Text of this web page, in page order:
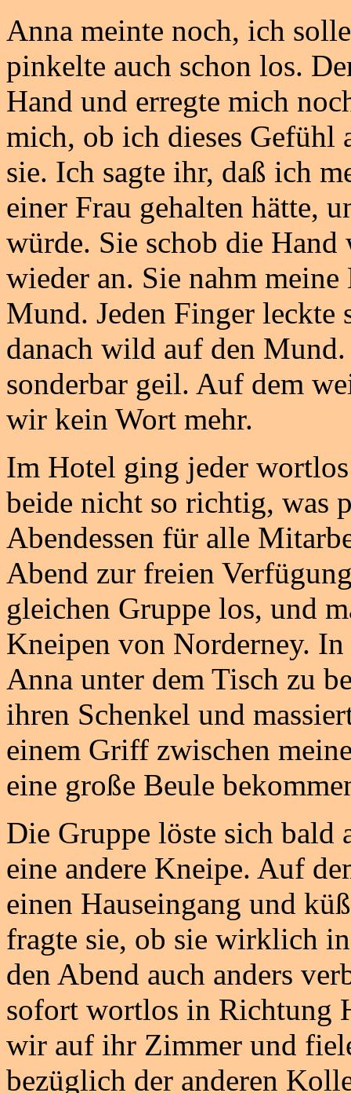
Anna meinte noch, ich
pinkelte auch schon los.
Hand und erregte mich
mich, ob ich dieses Gefühl
sie. Ich sagte ihr, daß ich
einer Frau gehalten hätte,
würde. Sie schob die
wieder an. Sie nahm
Mund. Jeden Finger leckte
danach wild auf den
sonderbar geil. Auf dem
wir kein Wort mehr.
Im Hotel ging jeder
beide nicht so richtig, was
Abendessen für alle
Abend zur freien
gleichen Gruppe los, und
Kneipen von Norderney.
Anna unter dem Tisch zu
ihren Schenkel und
einem Griff zwischen
eine große Beule
Die Gruppe löste sich
eine andere Kneipe. Auf
einen Hauseingang und
fragte sie, ob sie wirklich
den Abend auch anders
sofort wortlos in Richtung
wir auf ihr Zimmer und
bezüglich der anderen